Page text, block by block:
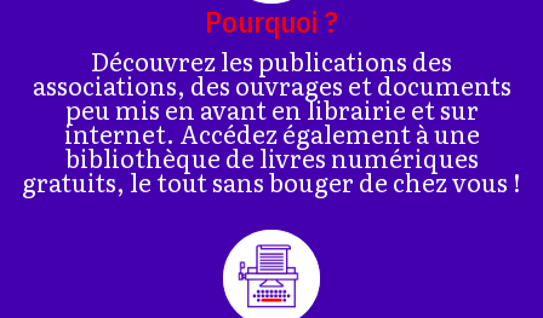
Pourquoi ?
Découvrez les publications des
associations, des ouvrages et documents
peu mis en avant en librairie et sur
internet. Accédez également à une
bibliothèque de livres numériques
gratuits, le tout sans bouger de chez vous !